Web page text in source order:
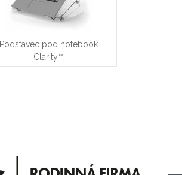
Podstavec pod notebook
Clarity™